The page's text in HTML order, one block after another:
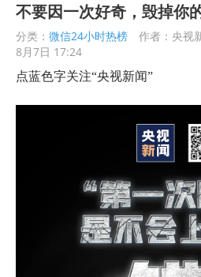
不要因一次好奇，毁掉你
分类： 微信24小时热榜 作者：央视
8月7日 17:24
点蓝色字关注“央视新闻”